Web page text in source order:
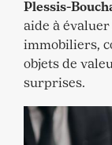
Plessis-
aide à
immobiliers,
objets de
surprises.